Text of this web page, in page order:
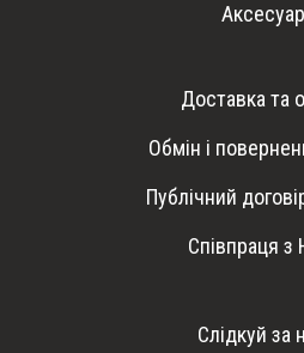
Доставка та
Обмін і
Публічний
Співпраця з
Слідкуй за